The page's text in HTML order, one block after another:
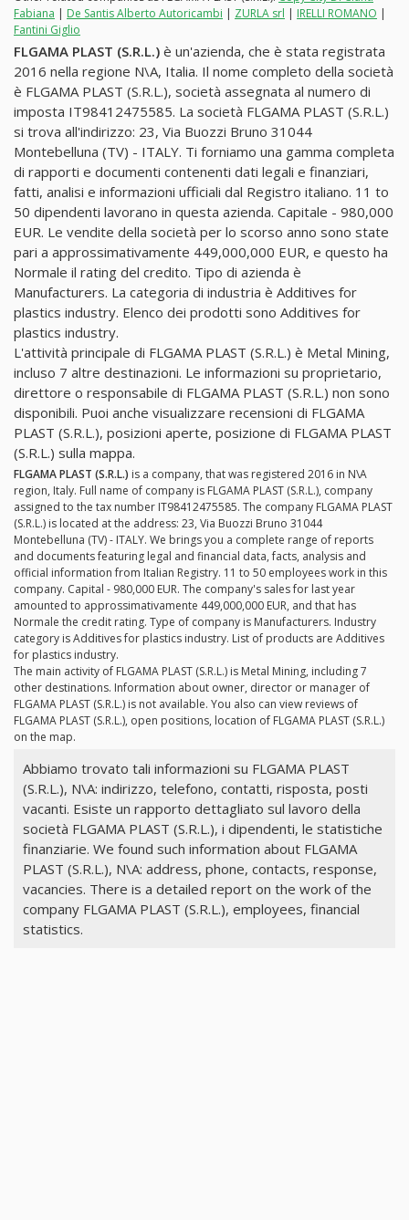
Fabiana | De Santis Alberto Autoricambi | ZURLA srl | IRELLI ROMANO |
Fantini Giglio
FLGAMA PLAST (S.R.L.) è un'azienda, che è stata registrata
2016 nella regione N\A, Italia. Il nome completo della società
è FLGAMA PLAST (S.R.L.), società assegnata al numero di
imposta IT98412475585. La società FLGAMA PLAST (S.R.L.)
si trova all'indirizzo: 23, Via Buozzi Bruno 31044
Montebelluna (TV) - ITALY. Ti forniamo una gamma completa
di rapporti e documenti contenenti dati legali e finanziari,
fatti, analisi e informazioni ufficiali dal Registro italiano. 11 to
50 dipendenti lavorano in questa azienda. Capitale - 980,000
EUR. Le vendite della società per lo scorso anno sono state
pari a approssimativamente 449,000,000 EUR, e questo ha
Normale il rating del credito. Tipo di azienda è
Manufacturers. La categoria di industria è Additives for
plastics industry. Elenco dei prodotti sono Additives for
plastics industry.
L'attività principale di FLGAMA PLAST (S.R.L.) è Metal Mining,
incluso 7 altre destinazioni. Le informazioni su proprietario,
direttore o responsabile di FLGAMA PLAST (S.R.L.) non sono
disponibili. Puoi anche visualizzare recensioni di FLGAMA
PLAST (S.R.L.), posizioni aperte, posizione di FLGAMA PLAST
(S.R.L.) sulla mappa.
FLGAMA PLAST (S.R.L.) is a company, that was registered 2016 in N\A
region, Italy. Full name of company is FLGAMA PLAST (S.R.L.), company
assigned to the tax number IT98412475585. The company FLGAMA PLAST
(S.R.L.) is located at the address: 23, Via Buozzi Bruno 31044
Montebelluna (TV) - ITALY. We brings you a complete range of reports
and documents featuring legal and financial data, facts, analysis and
official information from Italian Registry. 11 to 50 employees work in this
company. Capital - 980,000 EUR. The company's sales for last year
amounted to approssimativamente 449,000,000 EUR, and that has
Normale the credit rating. Type of company is Manufacturers. Industry
category is Additives for plastics industry. List of products are Additives
for plastics industry.
The main activity of FLGAMA PLAST (S.R.L.) is Metal Mining, including 7
other destinations. Information about owner, director or manager of
FLGAMA PLAST (S.R.L.) is not available. You also can view reviews of
FLGAMA PLAST (S.R.L.), open positions, location of FLGAMA PLAST (S.R.L.)
on the map.
Abbiamo trovato tali informazioni su FLGAMA PLAST
(S.R.L.), N\A: indirizzo, telefono, contatti, risposta, posti
vacanti. Esiste un rapporto dettagliato sul lavoro della
società FLGAMA PLAST (S.R.L.), i dipendenti, le statistiche
finanziarie. We found such information about FLGAMA
PLAST (S.R.L.), N\A: address, phone, contacts, response,
vacancies. There is a detailed report on the work of the
company FLGAMA PLAST (S.R.L.), employees, financial
statistics.